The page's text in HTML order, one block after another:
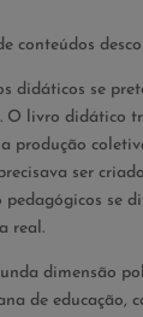
conteúdos
didáticos se
O livro didático
produção
ser
se
real.
dimensão
de educação,